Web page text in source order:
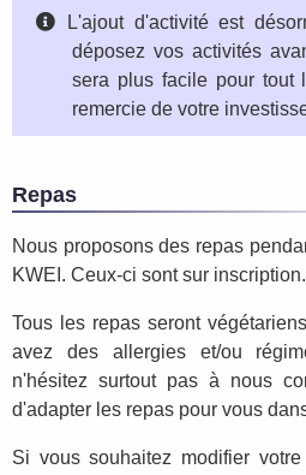
L'ajout d'activité est
déposez vos activités
sera plus facile pour tout
remercie de votre
Repas
Nous proposons des repas
KWEI. Ceux-ci sont sur inscription.
Tous les repas seront
avez des allergies et/ou
n'hésitez surtout pas à nous
d'adapter les repas pour vous
Si vous souhaitez modifier